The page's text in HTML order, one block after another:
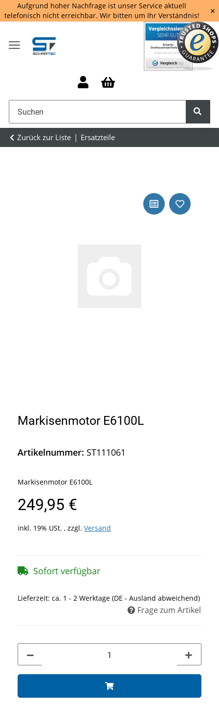
Aufgrund hoher Nachfrage ist unser Service aktuell
telefonisch nicht erreichbar. Wir bitten um Ihr Verständnis!
×
Zurück zur Liste Ersatzteile
Markisenmotor E6100L
Artikelnummer: ST111061
Markisenmotor E6100L
249,95 €
inkl. 19% USt. , zzgl. Versand
Sofort verfügbar
Lieferzeit: ca. 1 - 2 Werktage (DE - Ausland abweichend)
Frage zum Artikel